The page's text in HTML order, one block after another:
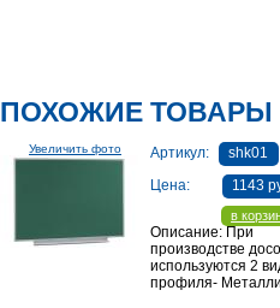
ПОХОЖИЕ ТОВАРЫ
Увеличить фото Артикул:
shk01
Цена:
1143
в
Описание: При
производстве
используются 2
профиля-